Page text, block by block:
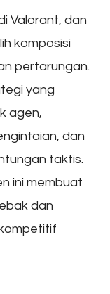
Valorant, dan
komposisi
pertarungan.
yang
agen,
dan
taktis.
ini membuat
dan